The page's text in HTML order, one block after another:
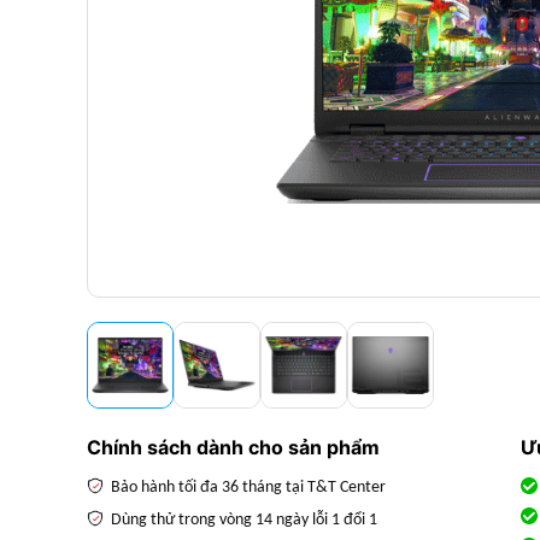
Chính sách dành cho sản phẩm
Bảo hành tối đa 36 tháng tại T&T Center
Dùng thử trong vòng 14 ngày lỗi 1 đổi 1